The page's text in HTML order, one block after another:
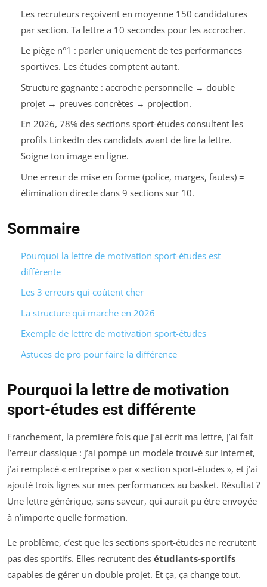
Les recruteurs reçoivent en moyenne 150 candidatures
par section. Ta lettre a 10 secondes pour les accrocher.
Le piège n°1 : parler uniquement de tes performances
sportives. Les études comptent autant.
Structure gagnante : accroche personnelle → double
projet → preuves concrètes → projection.
En 2026, 78% des sections sport-études consultent les
profils LinkedIn des candidats avant de lire la lettre.
Soigne ton image en ligne.
Une erreur de mise en forme (police, marges, fautes) =
élimination directe dans 9 sections sur 10.
Sommaire
Pourquoi la lettre de motivation sport-études est
différente
Les 3 erreurs qui coûtent cher
La structure qui marche en 2026
Exemple de lettre de motivation sport-études
Astuces de pro pour faire la différence
Pourquoi la lettre de motivation
sport-études est différente
Franchement, la première fois que j’ai écrit ma lettre, j’ai fait
l’erreur classique : j’ai pompé un modèle trouvé sur Internet,
j’ai remplacé « entreprise » par « section sport-études », et j’ai
ajouté trois lignes sur mes performances au basket. Résultat ?
Une lettre générique, sans saveur, qui aurait pu être envoyée
à n’importe quelle formation.
Le problème, c’est que les sections sport-études ne recrutent
pas des sportifs. Elles recrutent des étudiants-sportifs
capables de gérer un double projet. Et ça, ça change tout.